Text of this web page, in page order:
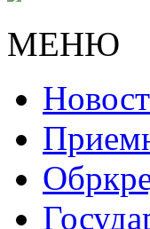
МЕНЮ